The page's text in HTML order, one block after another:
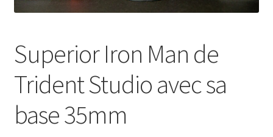
Superior Iron Man de
Trident Studio avec sa
base 35mm